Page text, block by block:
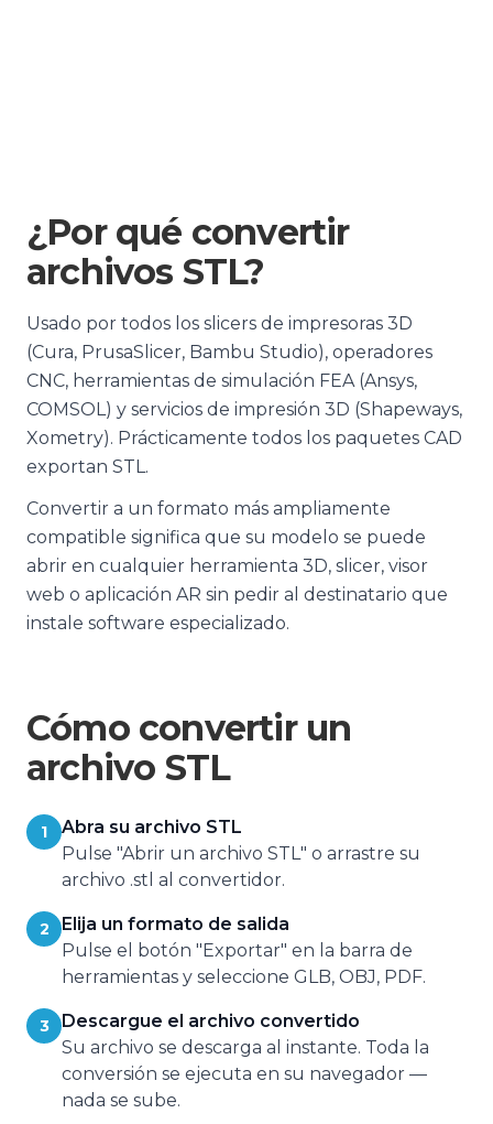
¿Por qué convertir
archivos STL?
Usado por todos los slicers de impresoras 3D
(Cura, PrusaSlicer, Bambu Studio), operadores
CNC, herramientas de simulación FEA (Ansys,
COMSOL) y servicios de impresión 3D (Shapeways,
Xometry). Prácticamente todos los paquetes CAD
exportan STL.
Convertir a un formato más ampliamente
compatible significa que su modelo se puede
abrir en cualquier herramienta 3D, slicer, visor
web o aplicación AR sin pedir al destinatario que
instale software especializado.
Cómo convertir un
archivo STL
1
Abra su archivo STL
Pulse "Abrir un archivo STL" o arrastre su
archivo .stl al convertidor.
2
Elija un formato de salida
Pulse el botón "Exportar" en la barra de
herramientas y seleccione GLB, OBJ, PDF.
3
Descargue el archivo convertido
Su archivo se descarga al instante. Toda la
conversión se ejecuta en su navegador —
nada se sube.